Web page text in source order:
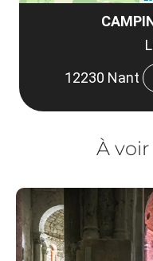
12230 Nant
À